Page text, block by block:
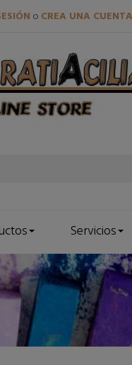
o CREA UNA CUENTA
Servicios